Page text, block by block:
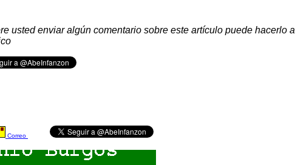
usted enviar algún comentario sobre este artículo puede hacerlo a
Correo